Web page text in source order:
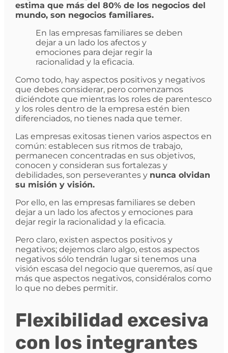
estima que más del 80% de los negocios del
mundo, son negocios familiares.
En las empresas familiares se deben
dejar a un lado los afectos y
emociones para dejar regir la
racionalidad y la eficacia.
Como todo, hay aspectos positivos y negativos
que debes considerar, pero comenzamos
diciéndote que mientras los roles de parentesco
y los roles dentro de la empresa estén bien
diferenciados, no tienes nada que temer.
Las empresas exitosas tienen varios aspectos en
común: establecen sus ritmos de trabajo,
permanecen concentradas en sus objetivos,
conocen y consideran sus fortalezas y
debilidades, son perseverantes y nunca olvidan
su misión y visión.
Por ello, en las empresas familiares se deben
dejar a un lado los afectos y emociones para
dejar regir la racionalidad y la eficacia.
Pero claro, existen aspectos positivos y
negativos; dejemos claro algo, estos aspectos
negativos sólo tendrán lugar si tenemos una
visión escasa del negocio que queremos, así que
más que aspectos negativos, considéralos como
lo que no debes permitir.
Flexibilidad excesiva
con los integrantes